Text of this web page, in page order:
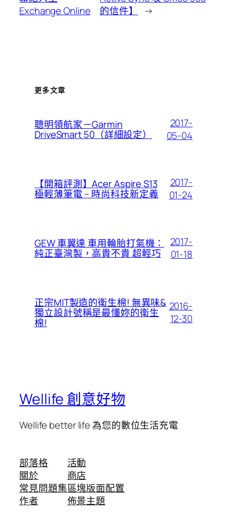
Exchange Online
的信件】
→
更多文章
聰明領航家－Garmin
DriveSmart 50（詳細設定）
2017-
05-04
【開箱評測】Acer Aspire S13
極輕薄筆電 – 時尚科技新定義
2017-
01-24
GEW 車翼達 車用輪胎打氣機：
純正臺灣製，高貴不貴 超輕巧
2017-
01-18
正宗MIT製造的衛生棉! 無異味&
獨立設計號稱是最懂妳的衛生
棉!
2016-
12-30
Wellife 創意好物
Wellife better life 為您的數位生活充電
部落格
關於
常見問題集
作者
活動
商店
區塊版面配置
佈景主題